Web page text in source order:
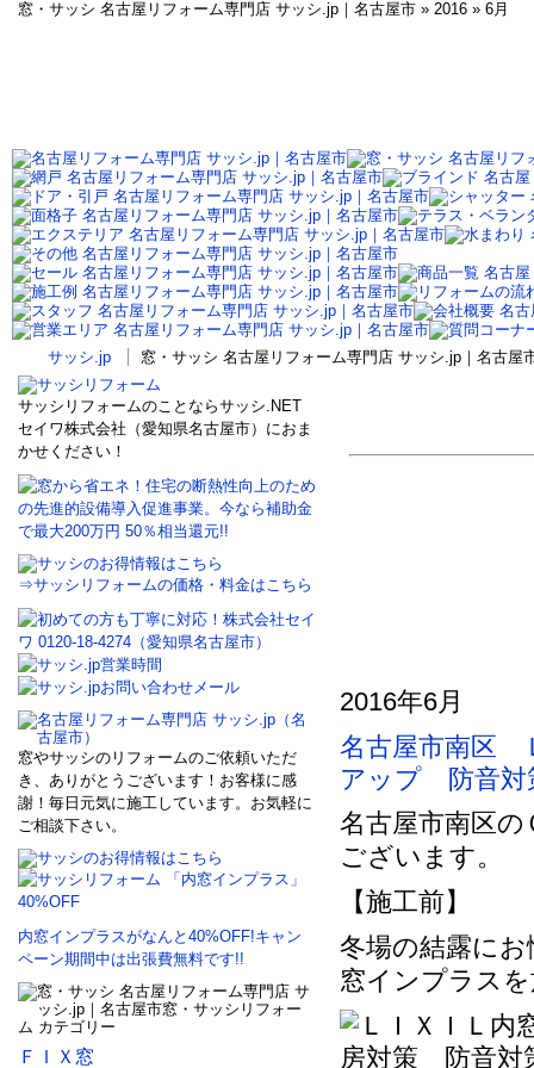
窓・サッシ 名古屋リフォーム専門店 サッシ.jp｜名古屋市 » 2016 » 6月
サッシ.jp 窓・サッシ 名古屋リフォーム専門店 サッシ.jp｜名古屋
2016年6月
名古屋市南区
アップ 防音
名古屋市南区
ございます。
【施工前】
冬場の結露に
窓インプラス
サッシリフォームのことならサッシ.NET
セイワ株式会社（愛知県名古屋市）におま
かせください！
⇒サッシリフォームの価格・料金はこちら
窓やサッシのリフォームのご依頼いただ
き、ありがとうございます！お客様に感
謝！毎日元気に施工しています。お気軽に
ご相談下さい。
内窓インプラスがなんと40%OFF!キャン
ペーン期間中は出張費無料です!!
ＦＩＸ窓